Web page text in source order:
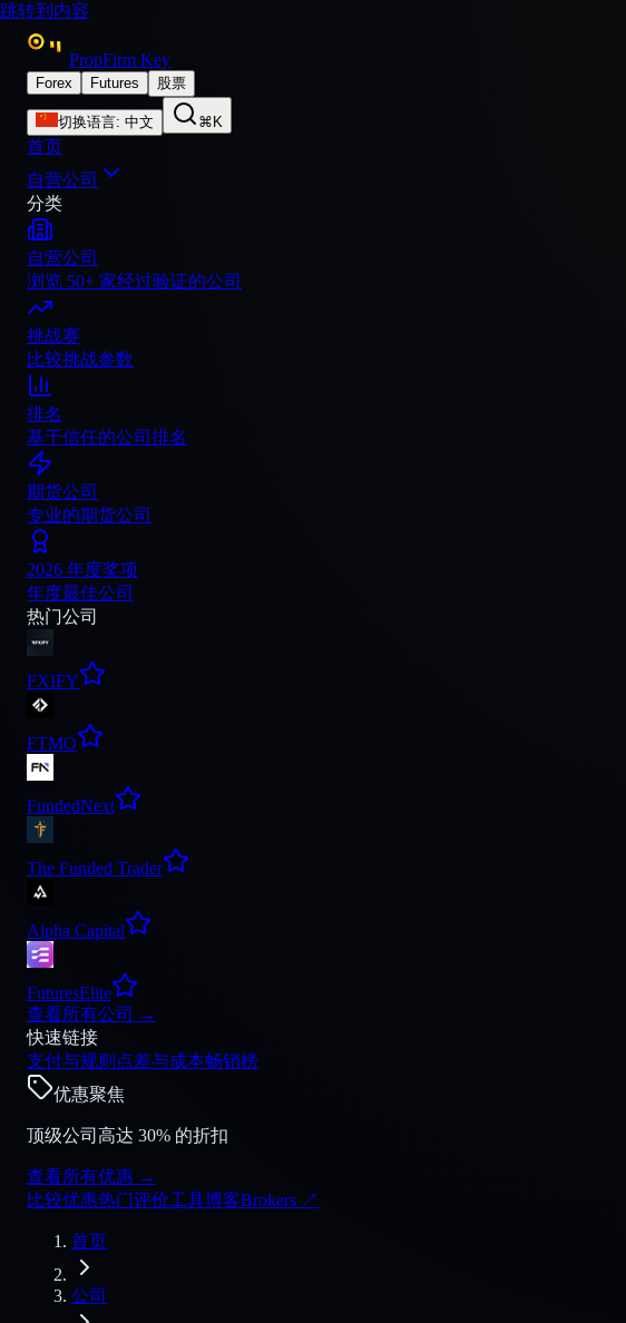
跳转到内容
PropFirm Key
Forex Futures 股票
切换语言: 中文 ⌘K
首页
自营公司
分类
自营公司
浏览 50+ 家经过验证的公司
挑战赛
比较挑战参数
排名
基于信任的公司排名
期货公司
专业的期货公司
2026 年度奖项
年度最佳公司
热门公司
FXIFY
FTMO
FundedNext
The Funded Trader
Alpha Capital
FuturesElite
查看所有公司
→
快速链接
支付与规则 点差与成本畅销榜
优惠聚焦
顶级公司高达 30% 的折扣
查看所有优惠 →
比较优惠热门评价工具博客Brokers ↗
首页
公司